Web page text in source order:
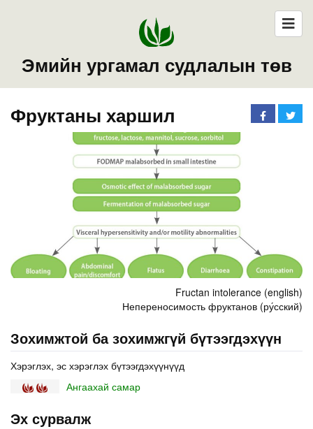
Эмийн ургамал судлалын төв
Фруктаны харшил
Fructan intolerance (english)
Непереносимость фруктанов (ру́сский)
Зохимжтой ба зохимжгүй бүтээгдэхүүн
Хэрэглэх, эс хэрэглэх бүтээгдэхүүнүүд
Ангаахай самар
Эх сурвалж